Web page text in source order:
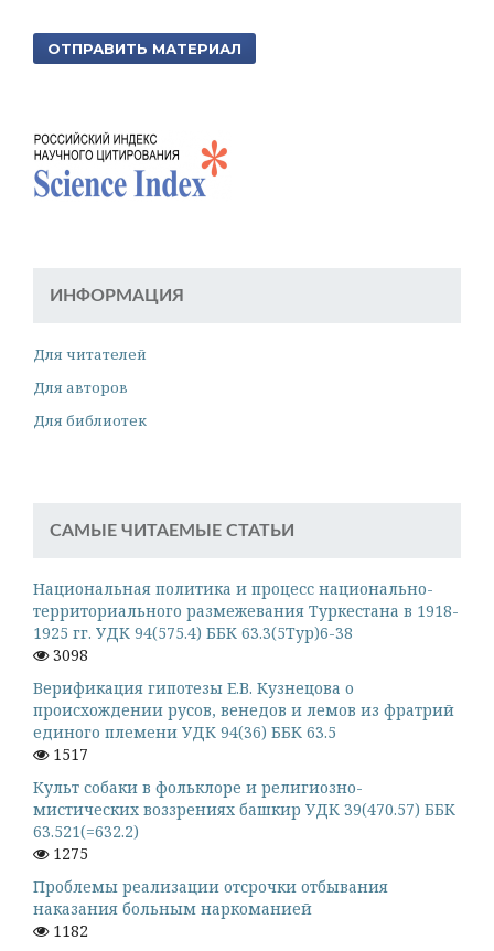
ОТПРАВИТЬ МАТЕРИАЛ
ИНФОРМАЦИЯ
Для читателей
Для авторов
Для библиотек
САМЫЕ ЧИТАЕМЫЕ СТАТЬИ
Национальная политика и процесс национально-
территориального размежевания Туркестана в 1918-
1925 гг. УДК 94(575.4) ББК 63.3(5Тур)6-38
3098
Верификация гипотезы Е.В. Кузнецова о
происхождении русов, венедов и лемов из фратрий
единого племени УДК 94(36) ББК 63.5
1517
Культ собаки в фольклоре и религиозно-
мистических воззрениях башкир УДК 39(470.57) ББК
63.521(=632.2)
1275
Проблемы реализации отсрочки отбывания
наказания больным наркоманией
1182